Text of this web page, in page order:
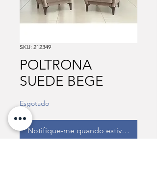
SKU: 212349
POLTRONA
SUEDE BEGE
Esgotado
Notifique-me quando estiver